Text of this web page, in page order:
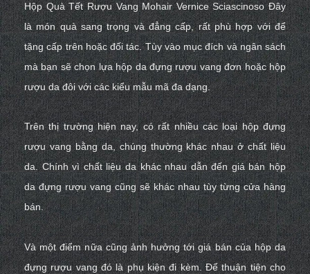
Hộp Quà Tết Rượu Vang Mohair Vernice SciascinosoĐây
là món quà sang trọng và đẳng cấp, rất phù hợp với để
tặng cấp trên hoặc đối tác. Tùy vào mục đích và ngân sách
mà bạn sẽ chọn lựahộp da đựng rượu vang đơnhoặchộp
rượu da đôivới các kiểu mẫu mã đa dạng.
Trên thị trường hiện nay, có rất nhiều các loại hộp đựng
rượu vang bằng da, chúng thường khác nhau ở chất liệu
da. Chính vì chất liệu da khác nhau dẫn đến giá bán hộp
da đựng rượu vang cũng sẽ khác nhau tùy từng cửa hàng
bán.
Và một điểm nữa cũng ảnh hưởng tới giá bán của hộp da
đựng rượu vang đó là phụ kiện đi kèm. Để thuận tiện cho